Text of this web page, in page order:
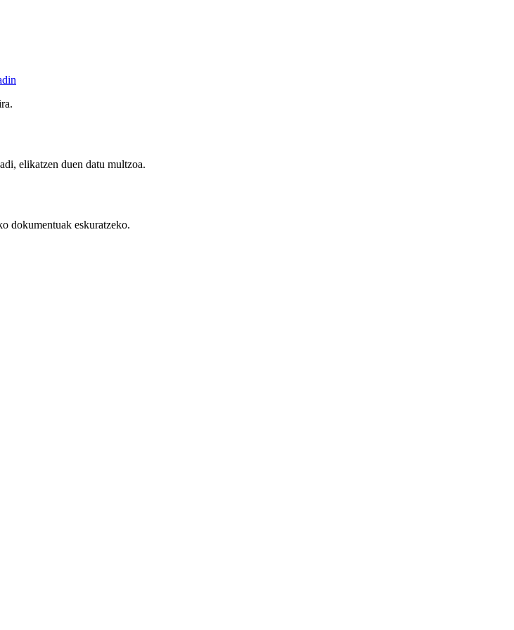
elikatzen duen datu multzoa.
dokumentuak eskuratzeko.